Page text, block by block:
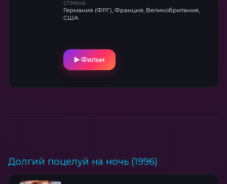
СТРАНА
Германия (ФРГ), Франция, Великобритания,
США
Фильм
Долгий поцелуй на ночь (1996)